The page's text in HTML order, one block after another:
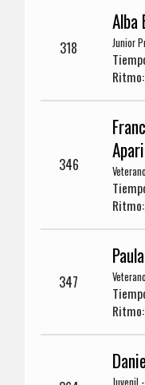
318
Alba
Junior
346
347